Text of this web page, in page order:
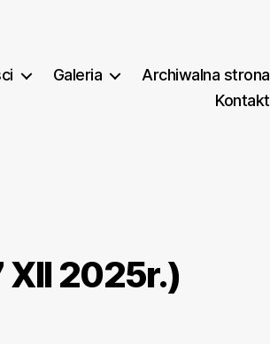
Galeria
Archiwalna strona
Kontakt
XII 2025r.)